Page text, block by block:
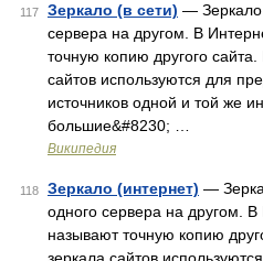
117 Зеркало (в сети) — Зеркало
сервера на другом. В
точную копию другого
сайтов используются для
источников одной и той же
большие&#8230; …
Википедия
118 Зеркало (интернет) —
одного сервера на другом.
называют точную копию